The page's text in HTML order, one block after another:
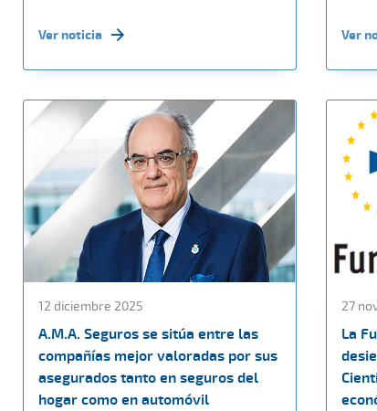
Ver noticia Ver
12 diciembre 2025
A.M.A. Seguros se sitúa entre las
compañías mejor valoradas por sus
asegurados tanto en seguros del
hogar como en automóvil
27
La